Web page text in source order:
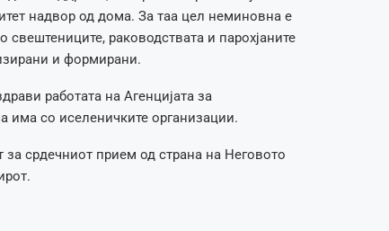
надвор од дома. За таа цел неминовна е
раководствата и парохјаните
и формирани.
работата на Агенцијата за
има со иселеничките организации.
срдечниот прием од страна на Неговото